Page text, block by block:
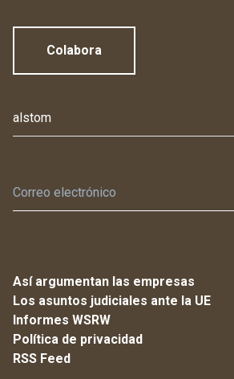
Colabora
Así argumentan las empresas
Los asuntos judiciales ante la UE
Informes WSRW
Política de privacidad
RSS Feed